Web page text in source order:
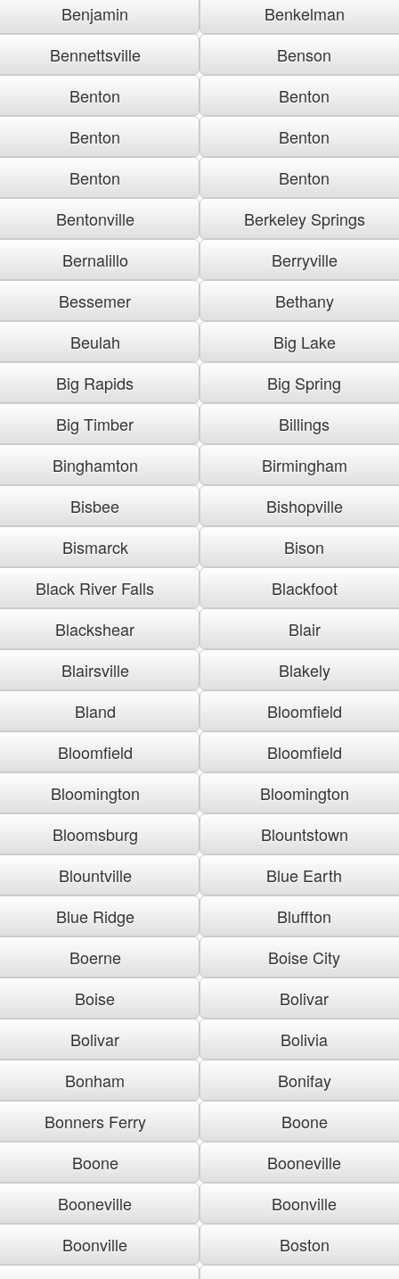
Benjamin
Benkelman
Bennettsville
Benson
Benton
Benton
Benton
Benton
Benton
Benton
Bentonville
Berkeley Springs
Bernalillo
Berryville
Bessemer
Bethany
Beulah
Big Lake
Big Rapids
Big Spring
Big Timber
Billings
Binghamton
Birmingham
Bisbee
Bishopville
Bismarck
Bison
Black River Falls
Blackfoot
Blackshear
Blair
Blairsville
Blakely
Bland
Bloomfield
Bloomfield
Bloomfield
Bloomington
Bloomington
Bloomsburg
Blountstown
Blountville
Blue Earth
Blue Ridge
Bluffton
Boerne
Boise City
Boise
Bolivar
Bolivar
Bolivia
Bonham
Bonifay
Bonners Ferry
Boone
Boone
Booneville
Booneville
Boonville
Boonville
Boston